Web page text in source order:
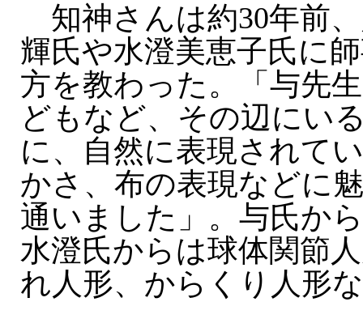
知神さんは約30年前
輝氏や水澄美恵子氏に
方を教わった。「与先
どもなど、その辺にい
に、自然に表現されて
かさ、布の表現などに
通いました」。与氏か
水澄氏からは球体関節
れ人形、からくり人形